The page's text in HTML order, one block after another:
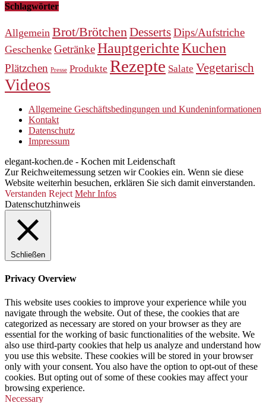
Schlagwörter
Allgemein Brot/BrötchenDessertsDips/Aufstriche
Geschenke GetränkeHauptgerichteKuchen
Plätzchen Presse Produkte Rezepte Salate Vegetarisch
Videos
Allgemeine Geschäftsbedingungen und Kundeninformationen
Kontakt
Datenschutz
Impressum
elegant-kochen.de - Kochen mit Leidenschaft
Zur Reichweitemessung setzen wir Cookies ein. Wenn sie diese
Website weiterhin besuchen, erklären Sie sich damit einverstanden.
Verstanden Reject Mehr Infos
Datenschutzhinweis
Schließen
Privacy Overview
This website uses cookies to improve your experience while you
navigate through the website. Out of these, the cookies that are
categorized as necessary are stored on your browser as they are
essential for the working of basic functionalities of the website. We
also use third-party cookies that help us analyze and understand how
you use this website. These cookies will be stored in your browser
only with your consent. You also have the option to opt-out of these
cookies. But opting out of some of these cookies may affect your
browsing experience.
Necessary